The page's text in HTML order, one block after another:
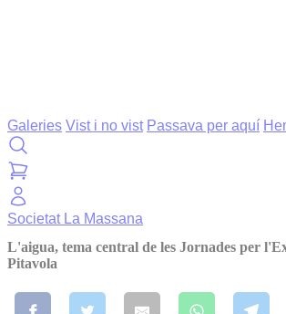
Galeries Vist i no vist Passava per aquí
Societat La Massana
L'aigua, tema central de les Jornades per
Pitavola